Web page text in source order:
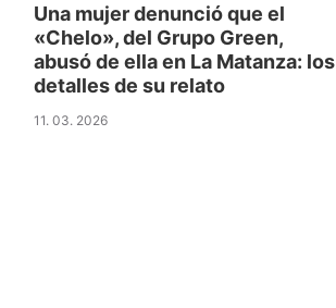
Una mujer denunció que el
«Chelo», del Grupo Green,
abusó de ella en La Matanza: los
detalles de su relato
11. 03. 2026